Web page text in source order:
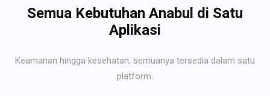
Semua Kebutuhan Anabul di Satu
Aplikasi
Keamanan hingga kesehatan, semuanya tersedia dalam satu
platform.